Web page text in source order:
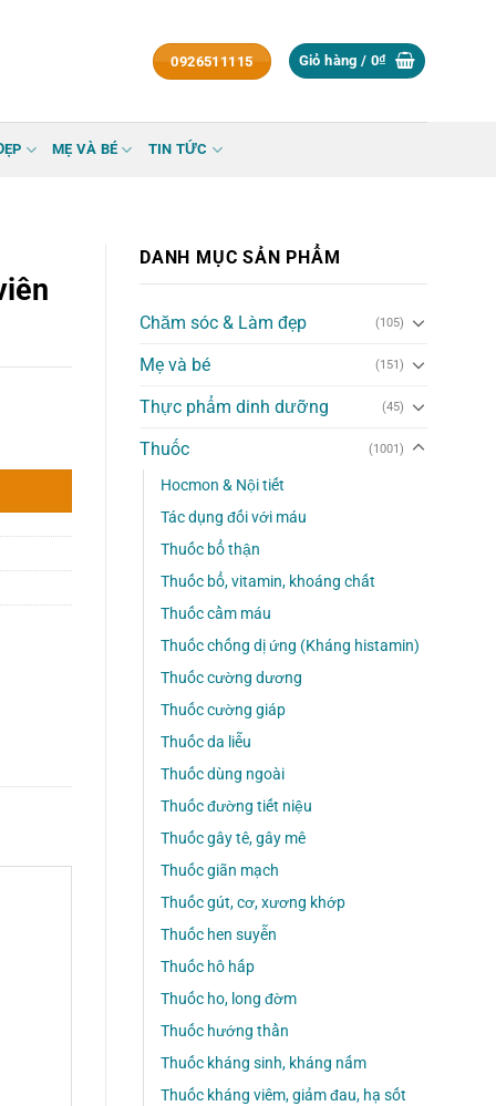
0926511115 Giỏ hàng / 0₫
MẸ VÀ BÉ TIN TỨC
DANH MỤC SẢN PHẨM
Chăm sóc & Làm đẹp (105)
Mẹ và bé (151)
Thực phẩm dinh dưỡng (45)
Thuốc (1001)
Hocmon & Nội tiết
Tác dụng đối với máu
Thuốc bổ thận
Thuốc bổ, vitamin, khoáng chất
Thuốc cầm máu
Thuốc chống dị ứng (Kháng histamin)
Thuốc cường dương
Thuốc cường giáp
Thuốc da liễu
Thuốc dùng ngoài
Thuốc đường tiết niệu
Thuốc gây tê, gây mê
Thuốc giãn mạch
Thuốc gút, cơ, xương khớp
Thuốc hen suyễn
Thuốc hô hấp
Thuốc ho, long đờm
Thuốc hướng thần
Thuốc kháng sinh, kháng nấm
Thuốc kháng viêm, giảm đau, hạ sốt